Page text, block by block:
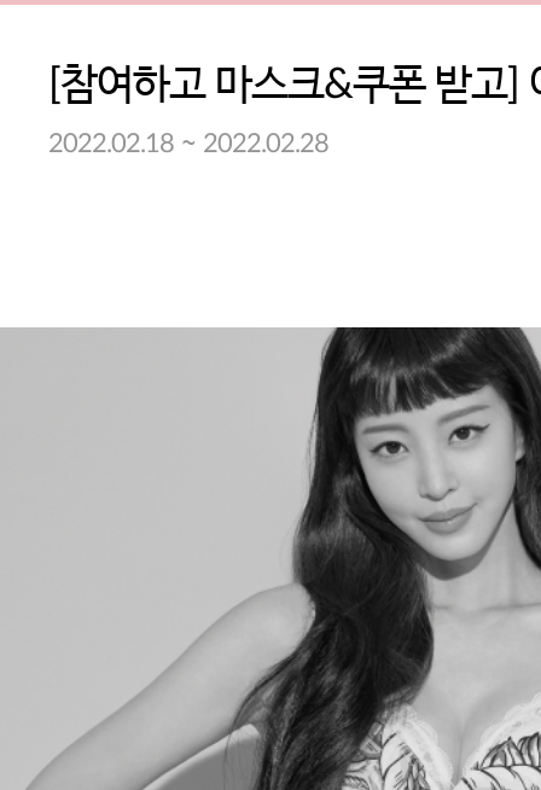
2022.02.18 ~ 2022.02.28